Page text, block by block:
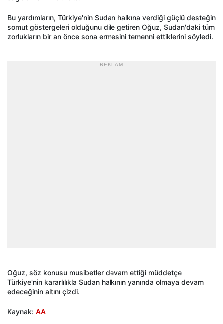
Bu yardımların, Türkiye'nin Sudan halkına verdiği güçlü desteğin
somut göstergeleri olduğunu dile getiren Oğuz, Sudan'daki tüm
zorlukların bir an önce sona ermesini temenni ettiklerini söyledi.
- REKLAM -
Oğuz, söz konusu musibetler devam ettiği müddetçe
Türkiye'nin kararlılıkla Sudan halkının yanında olmaya devam
edeceğinin altını çizdi.
Kaynak: AA